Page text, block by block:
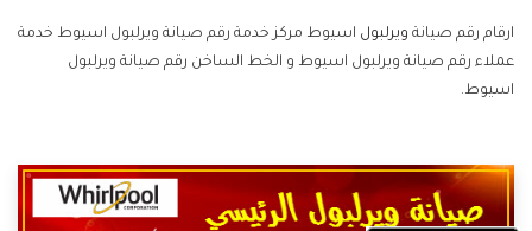
ارقام رقم صيانة ويرلبول اسيوط مركز خدمة رقم صيانة ويرلبول اسيوط خدمة
عملاء رقم صيانة ويرلبول اسيوط و الخط الساخن رقم صيانة ويرلبول
اسيوط.